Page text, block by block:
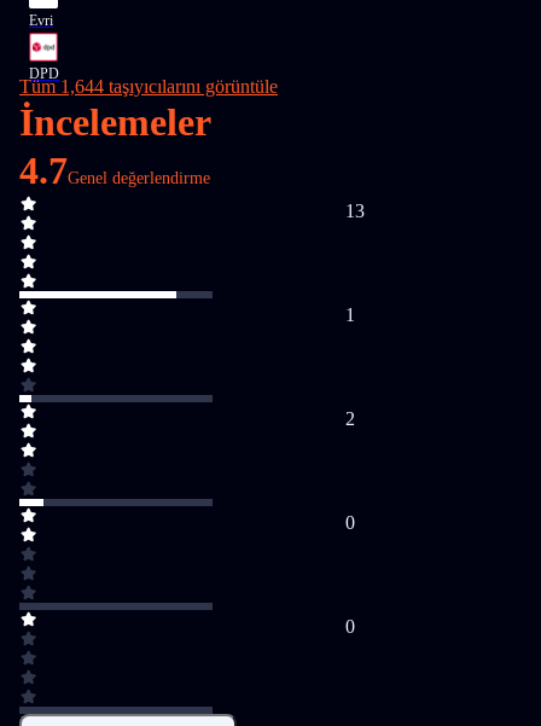
Evri
DPD
Tüm 1,644 taşıyıcılarını görüntüle
İncelemeler
4.7Genel değerlendirme
13
1
2
0
0